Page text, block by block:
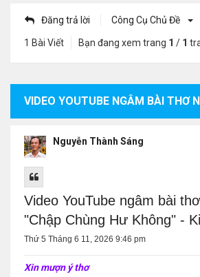
Đăng trả lời Công Cụ Chủ Đề
1 Bài Viết Bạn đang xem trang 1 / 1
Nguyễn Thành Sáng
Video YouTube ngâm bài
"Chập Chùng Hư Không" -
Thứ 5 Tháng 6 11, 2026 9:46 pm
Xin mượn ý thơ